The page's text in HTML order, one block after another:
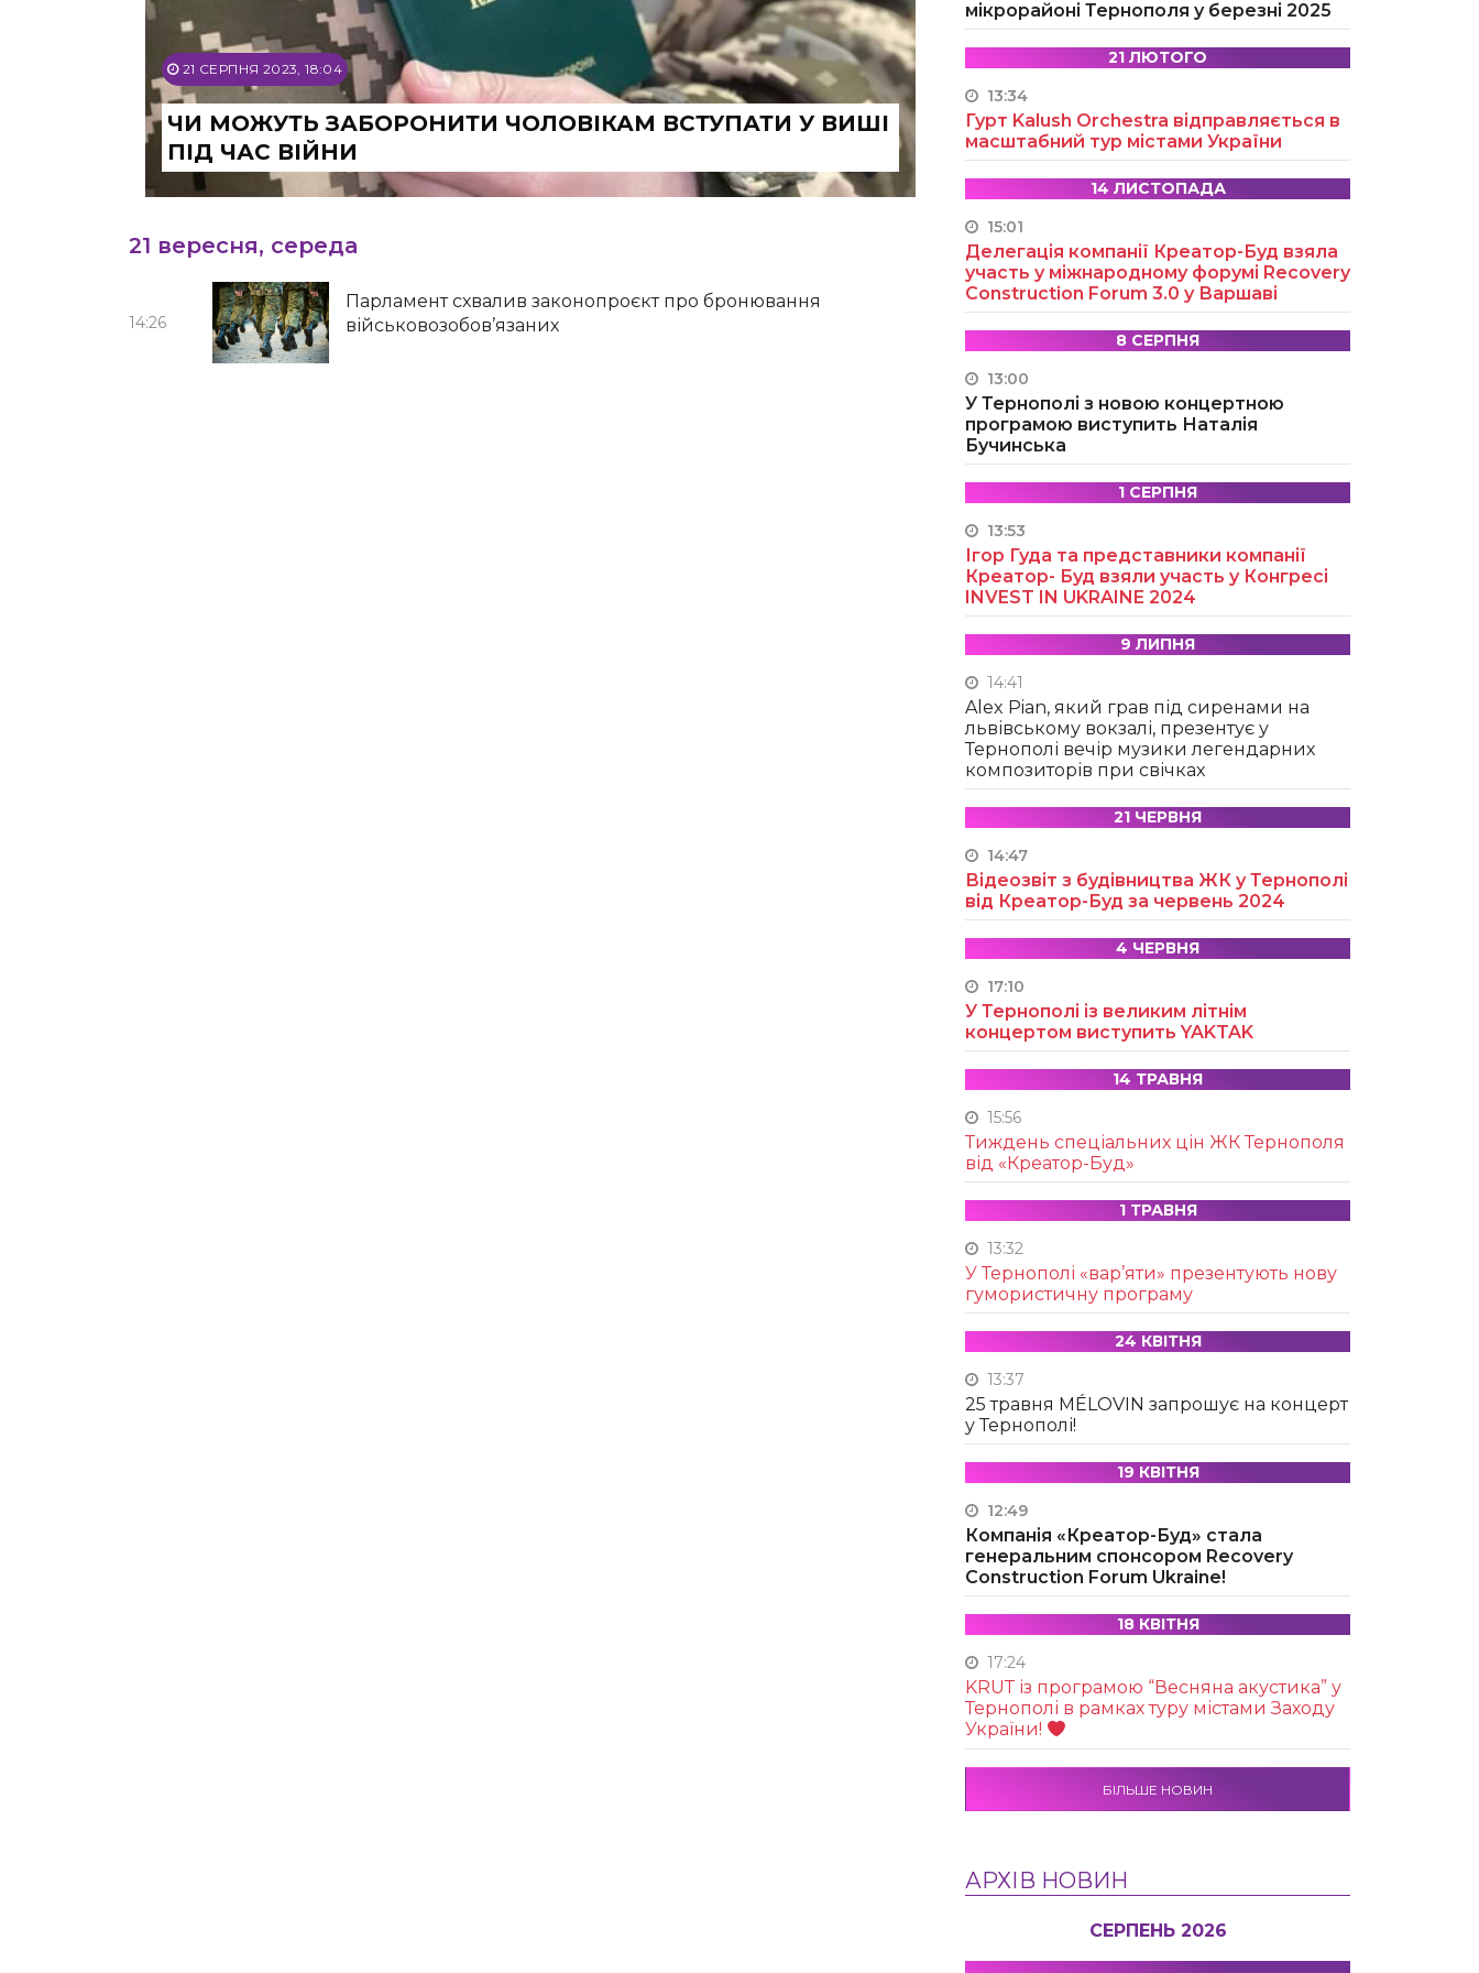
21 СЕРПНЯ 2023, 18:04
ЧИ МОЖУТЬ ЗАБОРОНИТИ ЧОЛОВІКАМ ВСТУПАТИ У ВИШІ
ПІД ЧАС ВІЙНИ
21 вересня, середа
14:26
Парламент схвалив законопроєкт про бронювання
військовозобов’язаних
мікрорайоні Тернополя у березні 2025
21 ЛЮТОГО
13:34
Гурт Kalush Orchestra відправляється в
масштабний тур містами України
14 ЛИСТОПАДА
15:01
Делегація компанії Креатор-Буд взяла
участь у міжнародному форумі Recovery
Construction Forum 3.0 у Варшаві
8 СЕРПНЯ
13:00
У Тернополі з новою концертною
програмою виступить Наталія
Бучинська
1 СЕРПНЯ
13:53
Ігор Гуда та представники компанії
Креатор- Буд взяли участь у Конгресі
INVEST IN UKRAINE 2024
9 ЛИПНЯ
14:41
Alex Pian, який грав під сиренами на
львівському вокзалі, презентує у
Тернополі вечір музики легендарних
композиторів при свічках
21 ЧЕРВНЯ
14:47
Відеозвіт з будівництва ЖК у Тернополі
від Креатор-Буд за червень 2024
4 ЧЕРВНЯ
17:10
У Тернополі із великим літнім
концертом виступить YAKTAK
14 ТРАВНЯ
15:56
Тиждень спеціальних цін ЖК Тернополя
від «Креатор-Буд»
1 ТРАВНЯ
13:32
У Тернополі «вар’яти» презентують нову
гумористичну програму
24 КВІТНЯ
13:37
25 травня MÉLOVIN запрошує на концерт
у Тернополі!
19 КВІТНЯ
12:49
Компанія «Креатор-Буд» стала
генеральним спонсором Recovery
Construction Forum Ukraine!
18 КВІТНЯ
17:24
KRUТ із програмою “Весняна акустика” у
Тернополі в рамках туру містами Заходу
України!
БІЛЬШЕ НОВИН
АРХІВ НОВИН
СЕРПЕНЬ 2026